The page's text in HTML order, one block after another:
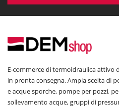
E-commerce di termoidraulica attivo
in pronta consegna. Ampia scelta di
e acque sporche, pompe per pozzi,
sollevamento acque, gruppi di